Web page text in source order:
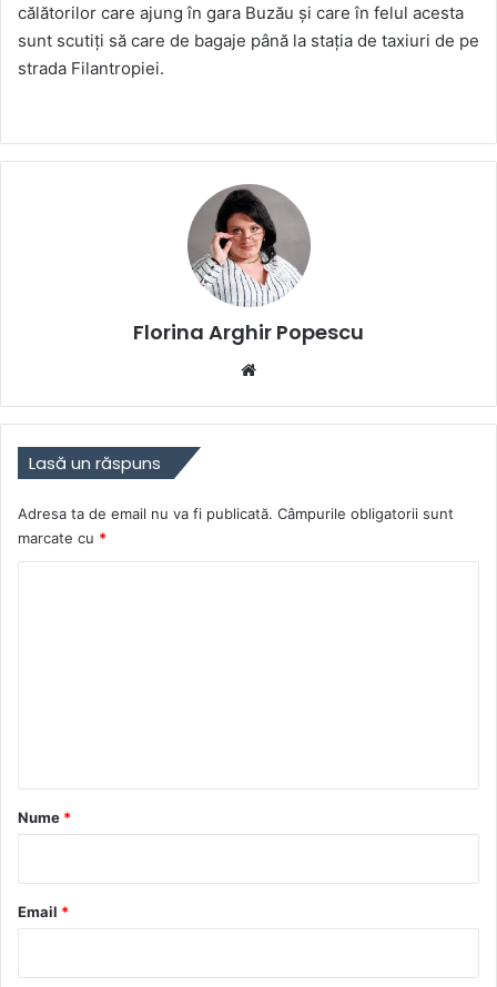
călătorilor care ajung în gara Buzău și care în felul acesta
sunt scutiți să care de bagaje până la stația de taxiuri de pe
strada Filantropiei.
Florina Arghir Popescu
Lasă un răspuns
Adresa ta de email nu va fi publicată. Câmpurile obligatorii sunt
marcate cu *
r
*
Nume *
Email *